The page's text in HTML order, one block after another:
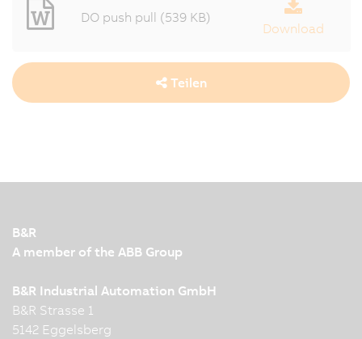
DO push pull (539 KB)
Download
Teilen
B&R
A member of the ABB Group
B&R Industrial Automation GmbH
B&R Strasse 1
5142 Eggelsberg